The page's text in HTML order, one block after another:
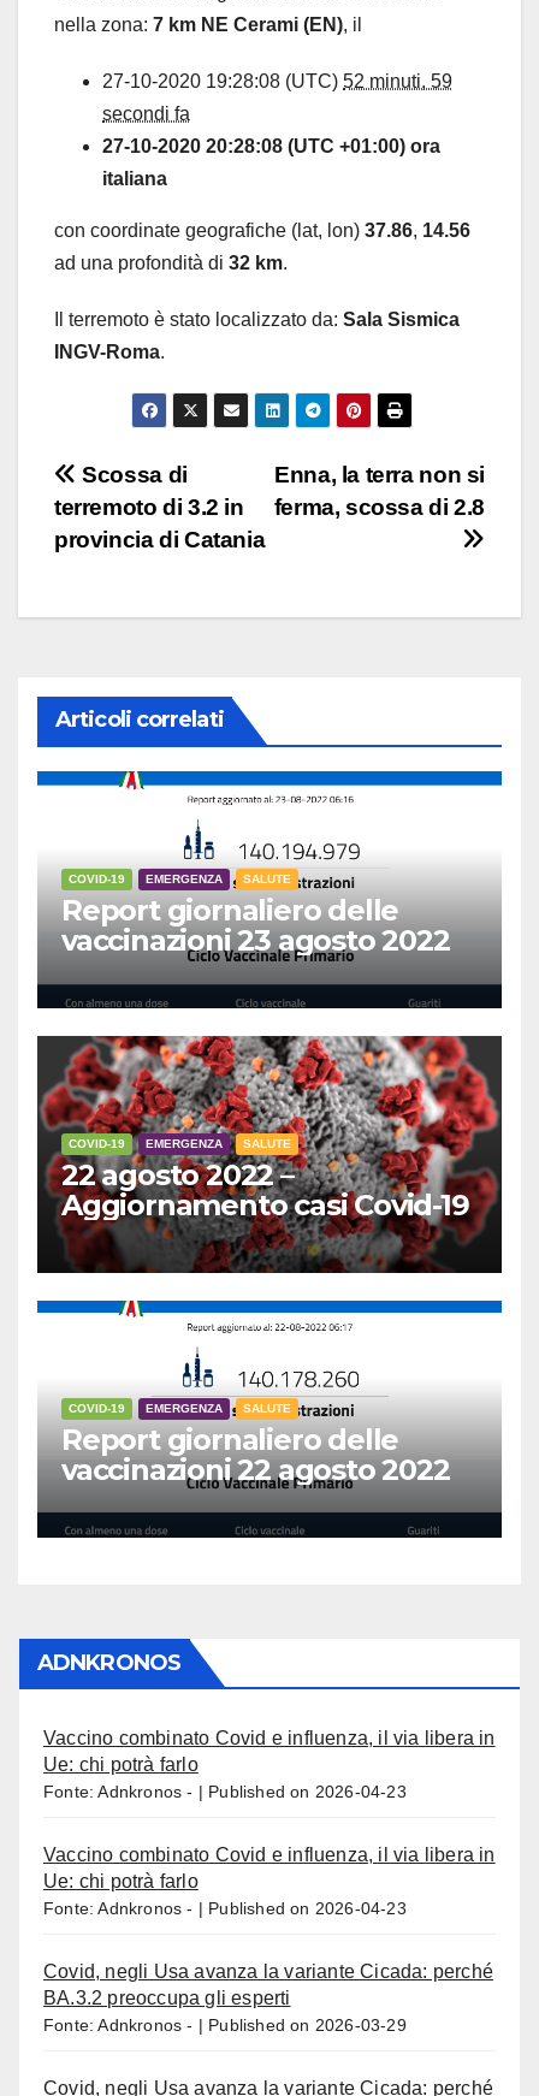
nella zona: 7 km NE Cerami (EN), il
27-10-2020 19:28:08 (UTC) 52 minuti, 59
secondi fa
27-10-2020 20:28:08 (UTC +01:00) ora
italiana
con coordinate geografiche (lat, lon) 37.86, 14.56
ad una profondità di 32 km.
Il terremoto è stato localizzato da: Sala Sismica
INGV-Roma.
Navigazione
articoli
Enna, la terra non si
ferma, scossa di 2.8
Scossa di
terremoto di 3.2 in
provincia di Catania
Articoli correlati
COVID-19 EMERGENZA SALUTE
Report giornaliero delle
vaccinazioni 23 agosto 2022
COVID-19 EMERGENZA SALUTE
22 agosto 2022 –
Aggiornamento casi Covid-19
COVID-19 EMERGENZA SALUTE
Report giornaliero delle
vaccinazioni 22 agosto 2022
ADNKRONOS
Vaccino combinato Covid e influenza, il via libera in
Ue: chi potrà farlo
Fonte: Adnkronos - Published on 2026-04-23
Vaccino combinato Covid e influenza, il via libera in
Ue: chi potrà farlo
Fonte: Adnkronos - Published on 2026-04-23
Covid, negli Usa avanza la variante Cicada: perché
BA.3.2 preoccupa gli esperti
Fonte: Adnkronos - Published on 2026-03-29
Covid, negli Usa avanza la variante Cicada: perché